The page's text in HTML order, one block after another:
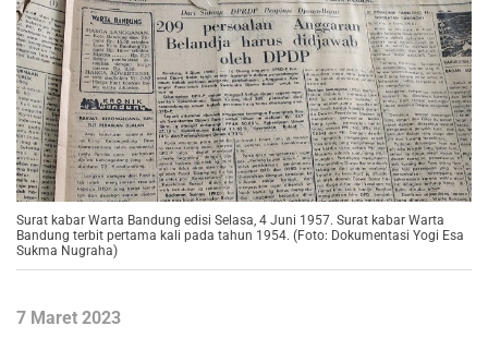
Surat kabar Warta Bandung edisi Selasa, 4 Juni 1957. Surat kabar Warta
Bandung terbit pertama kali pada tahun 1954. (Foto: Dokumentasi Yogi Esa
Sukma Nugraha)
7 Maret 2023